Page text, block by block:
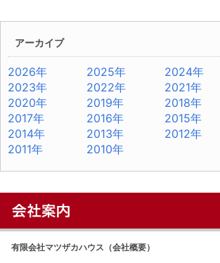
アーカイブ
2026年 2025年
2024年
2023年
2022年
2021年
2020年
2019年
2018年
2017年
2016年
2015年
2014年
2013年
2012年
2011年
2010年
有限会社マツザカハウス（会社概要）